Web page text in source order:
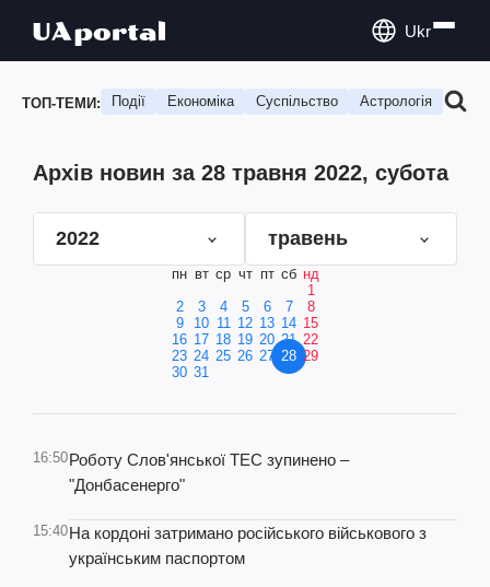
Ukr
ТОП-ТЕМИ: Події Економіка Суспільство Астрологія
Архів новин за 28 травня 2022, субота
2022 травень
пн вт ср чт пт сб нд
1
2
3 4 5 6 7
8
9
10 11 12 13 14 15
16 17 18 19 20 21 22
23 24 25 26 27 28 29
30 31
16:50Роботу Слов'янської ТЕС зупинено –
"Донбасенерго"
15:40На кордоні затримано російського військового з
українським паспортом